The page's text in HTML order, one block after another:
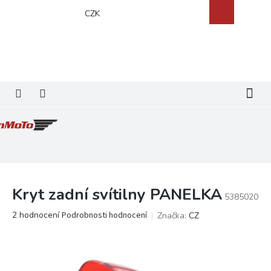
CZK
košík
Kryt zadní svítilny PANELKA 5385020
Průměrné
2 hodnocení Podrobnosti hodnocení Značka: CZ